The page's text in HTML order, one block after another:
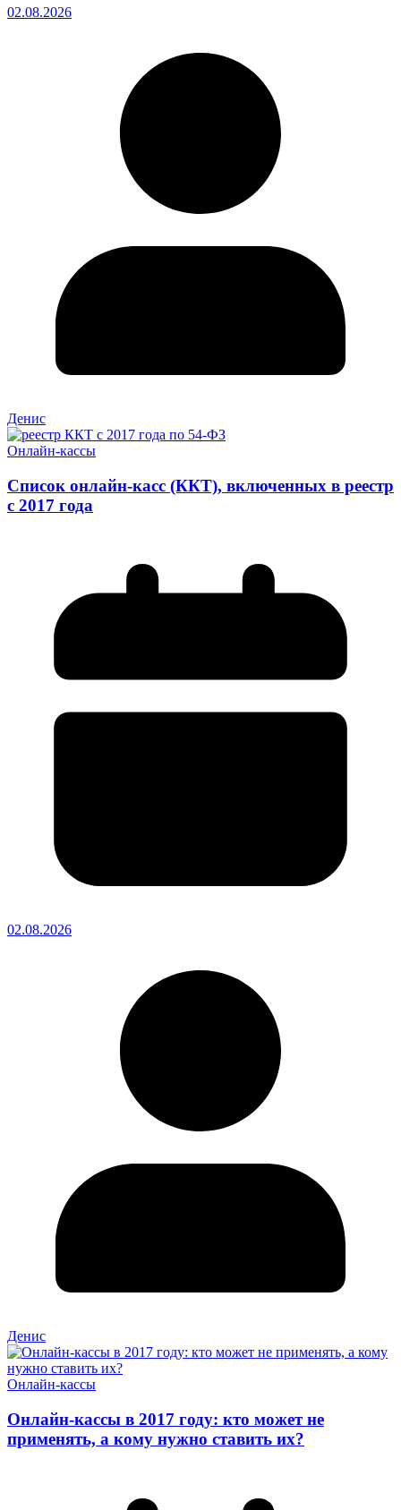
02.08.2026
Денис
Онлайн-кассы
Список онлайн-касс (ККТ), включенных в реестр
с 2017 года
02.08.2026
Денис
Онлайн-кассы
Онлайн-кассы в 2017 году: кто может не
применять, а кому нужно ставить их?